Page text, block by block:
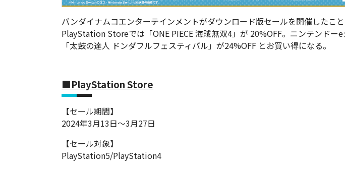
バンダイナムコエンターテインメントがダウンロード版セールを開催したこと
PlayStation Storeでは「ONE PIECE 海賊無双4」が 20%OFF。ニンテンドー
「太鼓の達人 ドンダフルフェスティバル」が24%OFF とお買い得になる。
■PlayStation Store
【セール期間】
2024年3月13日～3月27日
【セール対象】
PlayStation5/PlayStation4